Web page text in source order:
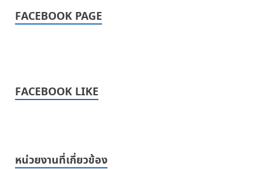
FACEBOOK PAGE
FACEBOOK LIKE
หน่วยงานที่เกี่ยวข้อง